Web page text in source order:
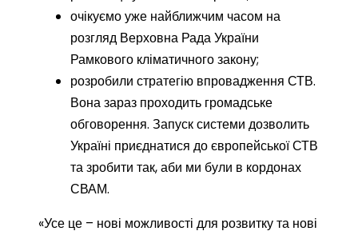
очікуємо уже найближчим часом на
розгляд Верховна Рада України
Рамкового кліматичного закону;
розробили стратегію впровадження СТВ.
Вона зараз проходить громадське
обговорення. Запуск системи дозволить
Україні приєднатися до європейської СТВ
та зробити так, аби ми були в кордонах
СВАМ.
«Усе це – нові можливості для розвитку та нові